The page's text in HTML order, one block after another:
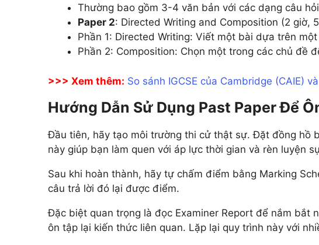
Thường bao gồm 3-4 văn bản với các dạng câu
Paper 2: Directed Writing and Composition (2 giờ,
Phần 1: Directed Writing: Viết một bài dựa trên
Phần 2: Composition: Chọn một trong các chủ đề
>>> Xem thêm: So sánh IGCSE của Cambridge (CAIE)
Hướng Dẫn Sử Dụng Past Paper Để
Đầu tiên, hãy tạo môi trường thi cử thật sự. Đặt đồng hồ
này giúp bạn làm quen với áp lực thời gian và rèn luyện
Sau khi hoàn thành, hãy tự chấm điểm bằng Marking
câu trả lời đó lại được điểm.
Đặc biệt quan trọng là đọc Examiner Report để nắm bắt
ôn tập lại kiến thức liên quan. Lặp lại quy trình này với